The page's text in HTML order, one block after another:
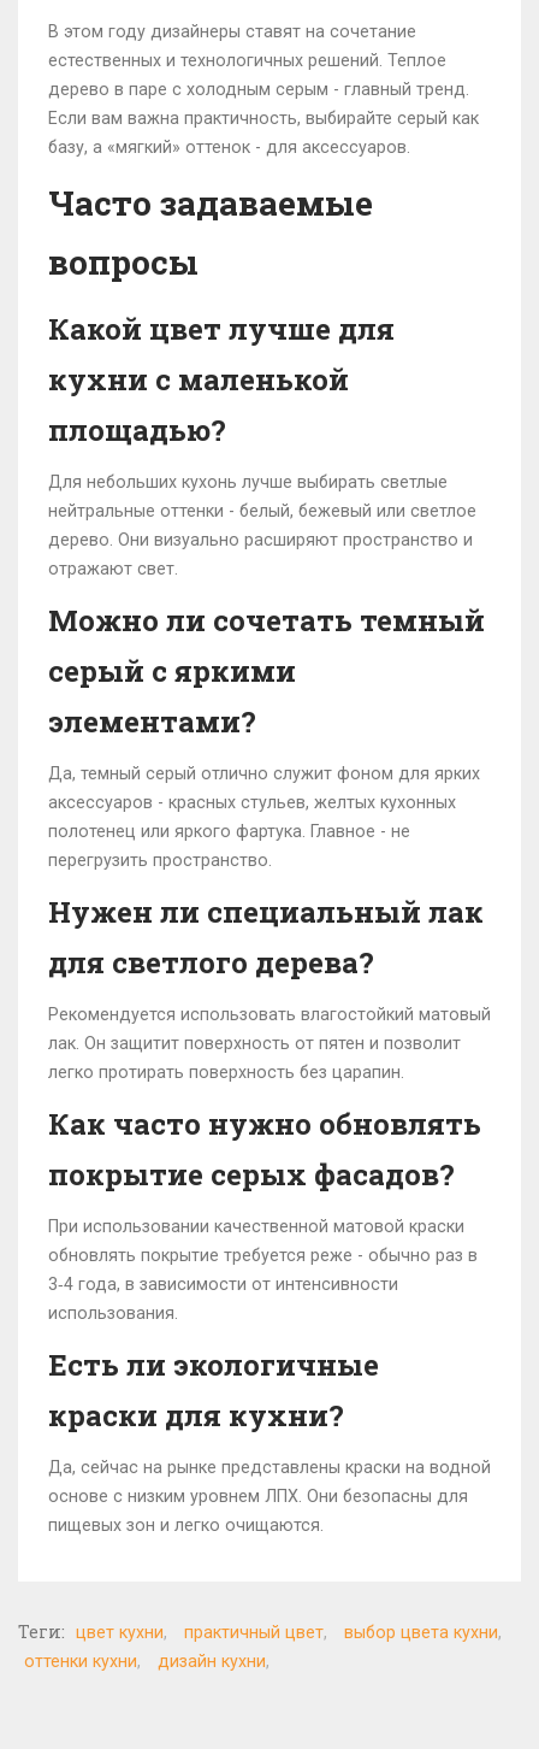
В этом году дизайнеры ставят на сочетание
естественных и технологичных решений. Теплое
дерево в паре с холодным серым - главный тренд.
Если вам важна практичность, выбирайте серый как
базу, а «мягкий» оттенок - для аксессуаров.
Часто задаваемые
вопросы
Какой цвет лучше для
кухни с маленькой
площадью?
Для небольших кухонь лучше выбирать светлые
нейтральные оттенки - белый, бежевый или светлое
дерево. Они визуально расширяют пространство и
отражают свет.
Можно ли сочетать темный
серый с яркими
элементами?
Да, темный серый отлично служит фоном для ярких
аксессуаров - красных стульев, желтых кухонных
полотенец или яркого фартука. Главное - не
перегрузить пространство.
Нужен ли специальный лак
для светлого дерева?
Рекомендуется использовать влагостойкий матовый
лак. Он защитит поверхность от пятен и позволит
легко протирать поверхность без царапин.
Как часто нужно обновлять
покрытие серых фасадов?
При использовании качественной матовой краски
обновлять покрытие требуется реже - обычно раз в
3‑4 года, в зависимости от интенсивности
использования.
Есть ли экологичные
краски для кухни?
Да, сейчас на рынке представлены краски на водной
основе с низким уровнем ЛПХ. Они безопасны для
пищевых зон и легко очищаются.
Теги: цвет кухни практичный цвет
выбор цвета кухни
оттенки кухни
дизайн кухни